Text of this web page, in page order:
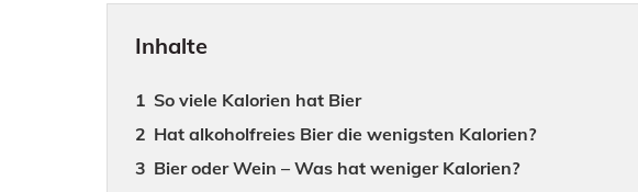
Inhalte
So viele Kalorien hat Bier
Hat alkoholfreies Bier die wenigsten Kalorien?
Bier oder Wein – Was hat weniger Kalorien?